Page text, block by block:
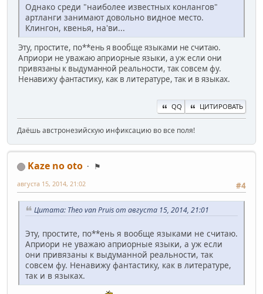
Однако среди "наиболее известных конлангов"
артланги занимают довольно видное место.
Клингон, квенья, на'ви...
Эту, простите, по**ень я вообще языками не считаю.
Априори не уважаю априорные языки, а уж если они
привязаны к выдуманной реальности, так совсем фу.
Ненавижу фантастику, как в литературе, так и в языках.
QQ ЦИТИРОВАТЬ
Даёшь австронезийскую инфиксацию во все поля!
Kaze no oto
⚑
#4
августа 15, 2014, 21:02
Цитата: Theo van Pruis от августа 15, 2014, 21:01
Эту, простите, по**ень я вообще языками не считаю.
Априори не уважаю априорные языки, а уж если
они привязаны к выдуманной реальности, так
совсем фу. Ненавижу фантастику, как в литературе,
так и в языках.